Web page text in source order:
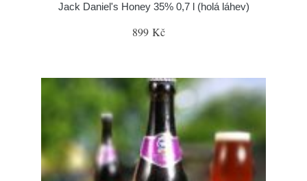
Jack Daniel's Honey 35% 0,7 l (holá láhev)
899 Kč